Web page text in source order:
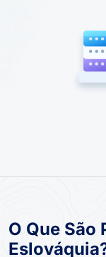
O Que São